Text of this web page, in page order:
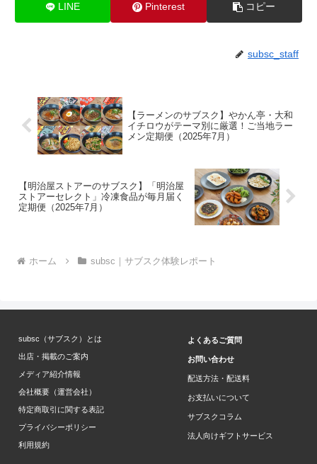
LINE Pinterest コピー
subsc_staff
【ラーメンのサブスク】やかん亭・大和
イチロウがテーマ別に厳選！ご当地ラー
メン定期便（2025年7月）
【明治屋ストアーのサブスク】「明治屋
ストアーセレクト」冷凍食品が毎月届く
定期便（2025年7月）
ホーム subsc｜サブスク体験レポート
subsc（サブスク）とは
出店・掲載のご案内
メディア紹介情報
会社概要（運営会社）
特定商取引に関する表記
プライバシーポリシー
利用規約
よくあるご質問
お問い合わせ
配送方法・配送料
お支払いについて
サブスクコラム
法人向けギフトサービス